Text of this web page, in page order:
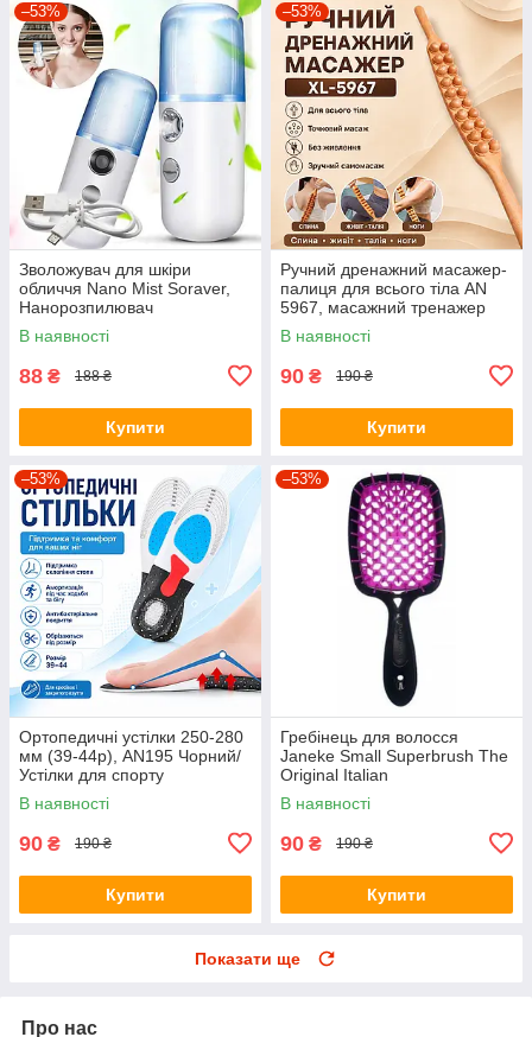
–53%
Зволожувач для шкіри
обличчя Nano Mist Soraver,
Нанорозпилювач
В наявності
88 ₴ 188 ₴
Купити
–53%
Ручний дренажний масажер-
палиця для всього тіла AN
5967, масажний тренажер
для спини, живота, талії,
стегон і ніг, коричневий
В наявності
90 ₴ 190 ₴
Купити
–53%
Ортопедичні устілки 250-280
мм (39-44р), AN195 Чорний/
Устілки для спорту
універсальні/Рережні устілки
для взуття
В наявності
90 ₴ 190 ₴
Купити
–53%
Гребінець для волосся
Janeke Small Superbrush The
Original Italian
В наявності
90 ₴ 190 ₴
Купити
Показати ще
Про нас